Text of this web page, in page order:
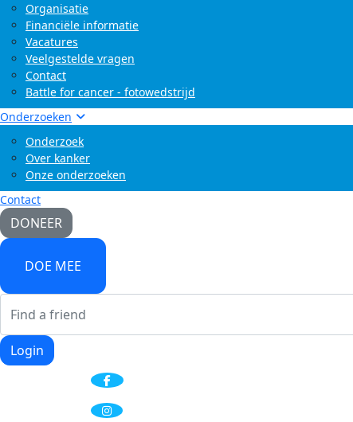
Organisatie
Financiële informatie
Vacatures
Veelgestelde vragen
Contact
Battle for cancer - fotowedstrijd
Onderzoeken
Onderzoek
Over kanker
Onze onderzoeken
Contact
DONEER
DOE MEE
Login